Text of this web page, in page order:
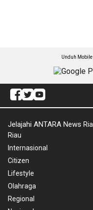
Unduh
Jelajahi ANTARA News
Riau
Internasional
Citizen
Lifestyle
Olahraga
Regional